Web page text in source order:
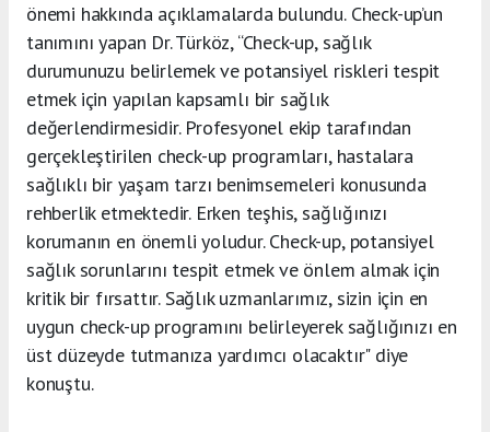
önemi hakkında açıklamalarda bulundu. Check-up’un
tanımını yapan Dr. Türköz, “Check-up, sağlık
durumunuzu belirlemek ve potansiyel riskleri tespit
etmek için yapılan kapsamlı bir sağlık
değerlendirmesidir. Profesyonel ekip tarafından
gerçekleştirilen check-up programları, hastalara
sağlıklı bir yaşam tarzı benimsemeleri konusunda
rehberlik etmektedir. Erken teşhis, sağlığınızı
korumanın en önemli yoludur. Check-up, potansiyel
sağlık sorunlarını tespit etmek ve önlem almak için
kritik bir fırsattır. Sağlık uzmanlarımız, sizin için en
uygun check-up programını belirleyerek sağlığınızı en
üst düzeyde tutmanıza yardımcı olacaktır" diye
konuştu.